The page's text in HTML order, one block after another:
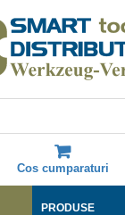
Cos cumparaturi
PRODUSE